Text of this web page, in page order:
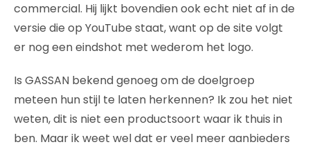
commercial. Hij lijkt bovendien ook echt niet af in de
versie die op YouTube staat, want op de site volgt
er nog een eindshot met wederom het logo.
Is GASSAN bekend genoeg om de doelgroep
meteen hun stijl te laten herkennen? Ik zou het niet
weten, dit is niet een productsoort waar ik thuis in
ben. Maar ik weet wel dat er veel meer aanbieders